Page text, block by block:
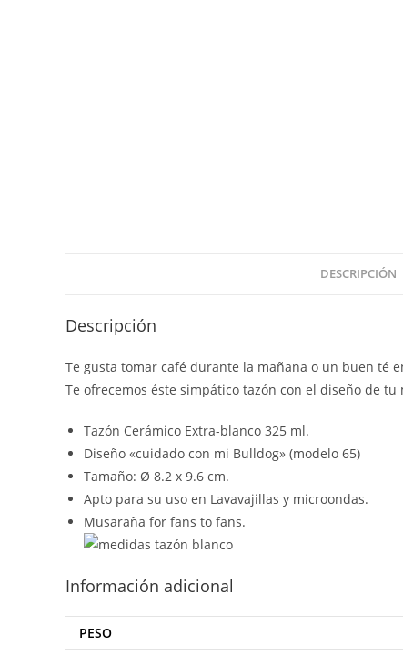
DESCRIPCIÓN
Descripción
Te gusta tomar café durante la mañana o un buen té
Te ofrecemos éste simpático tazón con el diseño de
Tazón Cerámico Extra-blanco 325 ml.
Diseño «cuidado con mi Bulldog» (modelo 65)
Tamaño: Ø 8.2 x 9.6 cm.
Apto para su uso en Lavavajillas y microondas.
Musaraña for fans to fans.
Información adicional
PESO